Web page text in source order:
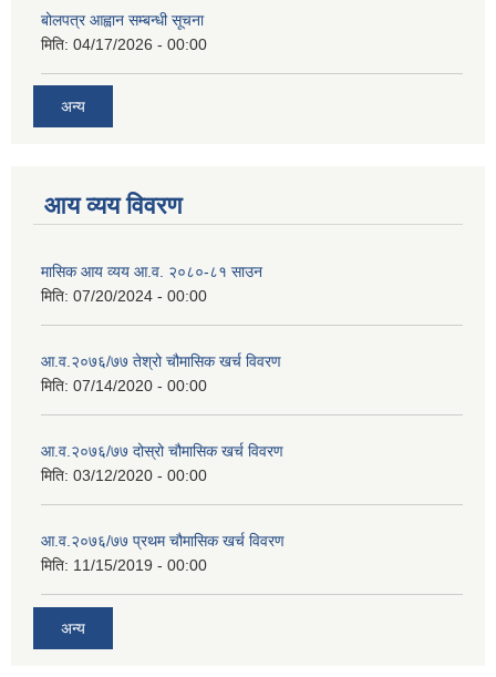
बोलपत्र आह्वान सम्बन्धी सूचना
मिति: 04/17/2026 - 00:00
अन्य
आय व्यय विवरण
मासिक आय व्यय आ.व. २०८०-८१ साउन
मिति: 07/20/2024 - 00:00
आ.व.२०७६/७७ तेश्रो चौमासिक खर्च विवरण
मिति: 07/14/2020 - 00:00
आ.व.२०७६/७७ दोस्रो चौमासिक खर्च विवरण
मिति: 03/12/2020 - 00:00
आ.व.२०७६/७७ प्रथम चौमासिक खर्च विवरण
मिति: 11/15/2019 - 00:00
अन्य